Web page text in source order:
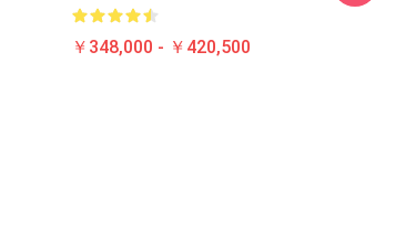
￥348,000 - ￥420,500